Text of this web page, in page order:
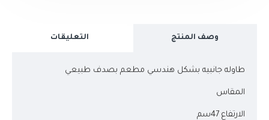
وصف المنتج التعليقات
طاوله جانبيه بشكل هندسي مطعم بصدف طبيعي
المقاس
الارتفاع 47سم